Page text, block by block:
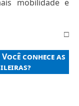
mobilidade e
□
Você conhece as